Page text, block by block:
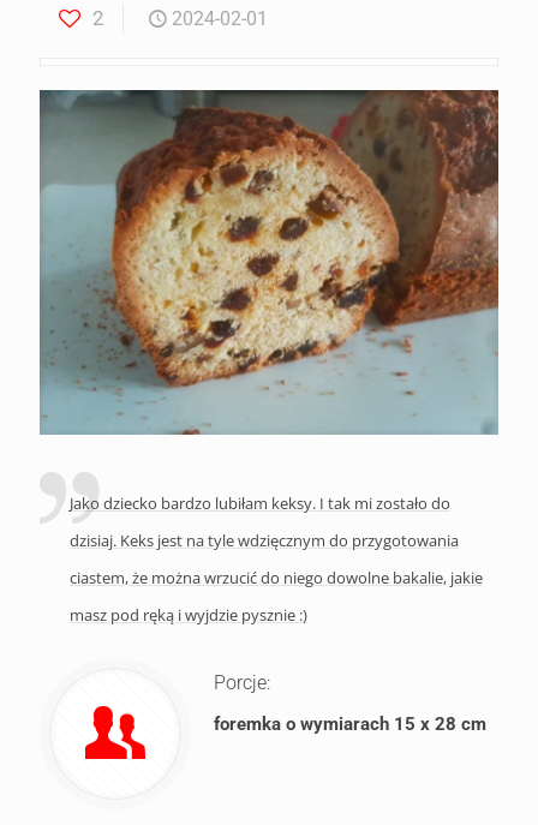
2 2024-02-01
Jako dziecko bardzo lubiłam keksy. I tak mi zostało do
dzisiaj. Keks jest na tyle wdzięcznym do przygotowania
ciastem, że można wrzucić do niego dowolne bakalie, jakie
masz pod ręką i wyjdzie pysznie :)
Porcje:
foremka o wymiarach 15 x 28 cm